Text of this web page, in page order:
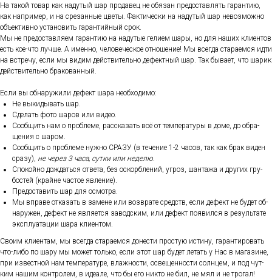
На та­кой то­вар как на­дутый шар про­давец не обя­зан пре­дос­тавлять га­ран­тию,
как нап­ри­мер, и на сре­зан­ные цве­ты. Фак­ти­чес­ки на на­дутый шар не­воз­можно
объ­ек­тивно ус­та­новить га­ран­тий­ный срок.
Мы не пре­дос­тавля­ем га­ран­тию на на­дутые ге­ли­ем ша­ры, но для на­ших кли­ен­тов
есть кое-что луч­ше. А имен­но, че­лове­чес­кое от­но­шение! Мы всег­да ста­ра­ем­ся ид­ти
на встре­чу, ес­ли мы ви­дим дей­стви­тель­но де­фек­тный шар. Так бы­ва­ет, что ша­рик
дей­стви­тель­но бра­кован­ный.
Ес­ли вы об­на­ружи­ли де­фект ша­ра не­об­хо­димо:
Не вы­киды­вать шар.
Сде­лать фо­то ша­ров или ви­део.
Со­об­щить нам о проб­ле­ме, рас­ска­зать всё от тем­пе­рату­ры в до­ме, до об­ра­
щения с ша­ром.
Со­об­щить о проб­ле­ме нуж­но СРА­ЗУ (в те­чение 1-2 ча­сов, так как брак ви­ден
сра­зу), не че­рез 3 ча­са, сут­ки или не­делю.
Спо­кой­но дож­дать­ся от­ве­та, без ос­кор­бле­ний, уг­роз, шан­та­жа и дру­гих гру­
бос­тей (край­не час­тое яв­ле­ние).
Пре­дос­та­вить шар для ос­мотра.
Мы впра­ве от­ка­зать в за­мене или воз­вра­те средств, ес­ли де­фект не бу­дет об­
на­ружен, де­фект не яв­ля­ет­ся за­вод­ским, или де­фект по­явил­ся в ре­зуль­та­те
экс­плу­ата­ции ша­ра кли­ен­том.
Сво­им кли­ен­там, мы всег­да ста­ра­ем­ся до­нес­ти прос­тую ис­ти­ну, га­ран­ти­ровать
что-ли­бо по ша­ру мы мо­жет толь­ко, ес­ли этот шар бу­дет ле­тать у Нас в ма­гази­не,
при из­вес­тной нам тем­пе­рату­ре, влаж­ности, ос­ве­щен­ности сол­нцем, и под чут­
ким на­шим кон­тро­лем, в иде­але, что бы его ник­то не бил, не мял и не тро­гал!